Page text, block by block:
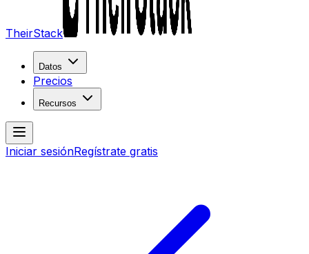
TheirStack
Datos
Precios
Recursos
Iniciar sesiónRegístrate gratis